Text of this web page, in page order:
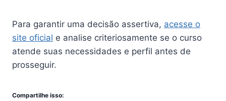
Para garantir uma decisão assertiva, acesse o
site oficial e analise criteriosamente se o curso
atende suas necessidades e perfil antes de
prosseguir.
Compartilhe isso: